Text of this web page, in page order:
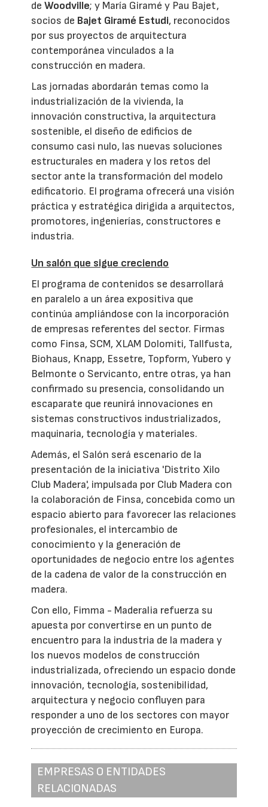
deWoodville; y María Giramé y Pau Bajet,
socios de Bajet Giramé Estudi, reconocidos
por sus proyectos de arquitectura
contemporánea vinculados a la
construcción en madera.
Las jornadas abordarán temas como la
industrialización de la vivienda, la
innovación constructiva, la arquitectura
sostenible, el diseño de edificios de
consumo casi nulo, las nuevas soluciones
estructurales en madera y los retos del
sector ante la transformación del modelo
edificatorio. El programa ofrecerá una visión
práctica y estratégica dirigida a arquitectos,
promotores, ingenierías, constructores e
industria.
Un salón que sigue creciendo
El programa de contenidos se desarrollará
en paralelo a un área expositiva que
continúa ampliándose con la incorporación
de empresas referentes del sector. Firmas
como Finsa, SCM, XLAM Dolomiti, Tallfusta,
Biohaus, Knapp, Essetre, Topform, Yubero y
Belmonte o Servicanto, entre otras, ya han
confirmado su presencia, consolidando un
escaparate que reunirá innovaciones en
sistemas constructivos industrializados,
maquinaria, tecnología y materiales.
Además, el Salón será escenario de la
presentación de la iniciativa 'Distrito Xilo
Club Madera', impulsada por Club Madera con
la colaboración de Finsa, concebida como un
espacio abierto para favorecer las relaciones
profesionales, el intercambio de
conocimiento y la generación de
oportunidades de negocio entre los agentes
de la cadena de valor de la construcción en
madera.
Con ello, Fimma - Maderalia refuerza su
apuesta por convertirse en un punto de
encuentro para la industria de la madera y
los nuevos modelos de construcción
industrializada, ofreciendo un espacio donde
innovación, tecnología, sostenibilidad,
arquitectura y negocio confluyen para
responder a uno de los sectores con mayor
proyección de crecimiento en Europa.
EMPRESAS O ENTIDADES
RELACIONADAS